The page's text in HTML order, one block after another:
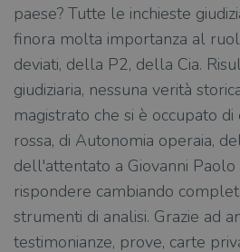
paese? Tutte le inchieste
finora molta importanza al
deviati, della P2, della Cia.
giudiziaria, nessuna verità
magistrato che si è occupato
rossa, di Autonomia operaia,
dell'attentato a Giovanni Paolo
rispondere cambiando
strumenti di analisi. Grazie ad
testimonianze, prove, carte